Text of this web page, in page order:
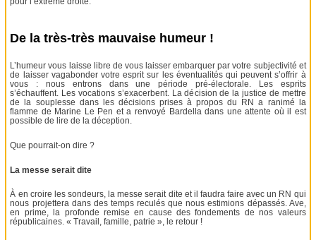
De la très-très mauvaise humeur !
L’humeur vous laisse libre de vous laisser embarquer par votre subjectivité et
de laisser vagabonder votre esprit sur les éventualités qui peuvent s’offrir à
vous : nous entrons dans une période pré-électorale. Les esprits
s’échauffent. Les vocations s’exacerbent. La décision de la justice de mettre
de la souplesse dans les décisions prises à propos du RN a ranimé la
flamme de Marine Le Pen et a renvoyé Bardella dans une attente où il est
possible de lire de la déception.
Que pourrait-on dire ?
La messe serait dite
À en croire les sondeurs, la messe serait dite et il faudra faire avec un RN qui
nous projettera dans des temps reculés que nous estimions dépassés. Ave,
en prime, la profonde remise en cause des fondements de nos valeurs
républicaines. « Travail, famille, patrie », le retour !